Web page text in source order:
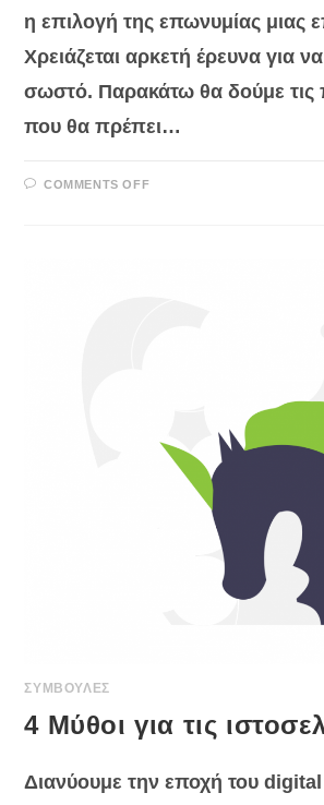
η επιλογή της επωνυμίας μιας
Χρειάζεται αρκετή έρευνα για
σωστό. Παρακάτω θα δούμε τις
που θα πρέπει…
COMMENTS OFFON
ΣΥΜΒΟΥΛΕΣ
4 Μύθοι για τις
Διανύουμε την εποχή του digital